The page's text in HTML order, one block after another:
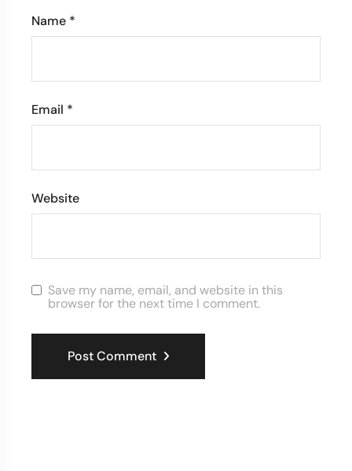
Name *
Email *
Website
Save my name, email, and website in this
browser for the next time I comment.
Post Comment